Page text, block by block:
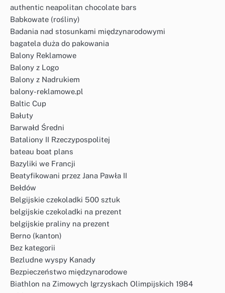
authentic neapolitan chocolate bars
Babkowate (rośliny)
Badania nad stosunkami międzynarodowymi
bagatela duża do pakowania
Balony Reklamowe
Balony z Logo
Balony z Nadrukiem
balony-reklamowe.pl
Baltic Cup
Bałuty
Barwałd Średni
Bataliony II Rzeczypospolitej
bateau boat plans
Bazyliki we Francji
Beatyfikowani przez Jana Pawła II
Bełdów
Belgijskie czekoladki 500 sztuk
belgijskie czekoladki na prezent
belgijskie praliny na prezent
Berno (kanton)
Bez kategorii
Bezludne wyspy Kanady
Bezpieczeństwo międzynarodowe
Biathlon na Zimowych Igrzyskach Olimpijskich 1984